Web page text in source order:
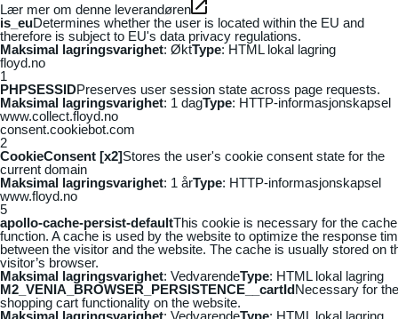
Lær mer om denne leverandøren
is_euDetermines whether the user is located within the EU and
therefore is subject to EU's data privacy regulations.
Maksimal lagringsvarighet: ØktType: HTML lokal lagring
floyd.no
1
PHPSESSIDPreserves user session state across page requests.
Maksimal lagringsvarighet: 1 dagType: HTTP-informasjonskapsel
www.collect.floyd.no
consent.cookiebot.com
2
CookieConsent [x2]Stores the user's cookie consent state for the
current domain
Maksimal lagringsvarighet: 1 årType: HTTP-informasjonskapsel
www.floyd.no
5
apollo-cache-persist-defaultThis cookie is necessary for the cache
function. A cache is used by the website to optimize the response
between the visitor and the website. The cache is usually stored on
visitor’s browser.
Maksimal lagringsvarighet: VedvarendeType: HTML lokal lagring
M2_VENIA_BROWSER_PERSISTENCE__cartIdNecessary for the
shopping cart functionality on the website.
Maksimal lagringsvarighet: VedvarendeType: HTML lokal lagring